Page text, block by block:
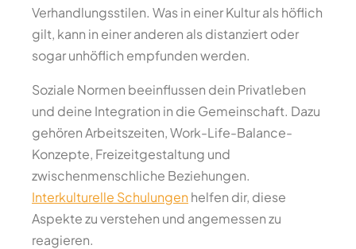
Verhandlungsstilen. Was in einer Kultur als höflich
gilt, kann in einer anderen als distanziert oder
sogar unhöflich empfunden werden.
Soziale Normen beeinflussen dein Privatleben
und deine Integration in die Gemeinschaft. Dazu
gehören Arbeitszeiten, Work-Life-Balance-
Konzepte, Freizeitgestaltung und
zwischenmenschliche Beziehungen.
Interkulturelle Schulungenhelfen dir, diese
Aspekte zu verstehen und angemessen zu
reagieren.